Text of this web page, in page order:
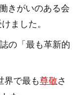
きがいのある会
ました。
の「最も革新的
界で最も尊敬さ